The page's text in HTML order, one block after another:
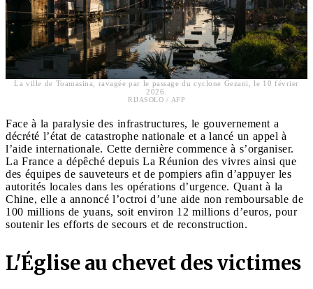
La ville de Toamasina, ravagée par le passage du cyclone Gezani, le 10 février
2026.
RIJASOLO / AFP
Face à la paralysie des infrastructures, le gouvernement a
décrété l’état de catastrophe nationale et a lancé un appel à
l’aide internationale. Cette dernière commence à s’organiser.
La France a dépêché depuis La Réunion des vivres ainsi que
des équipes de sauveteurs et de pompiers afin d’appuyer les
autorités locales dans les opérations d’urgence. Quant à la
Chine, elle a annoncé l’octroi d’une aide non remboursable de
100 millions de yuans, soit environ 12 millions d’euros, pour
soutenir les efforts de secours et de reconstruction.
L'Église au chevet des victimes